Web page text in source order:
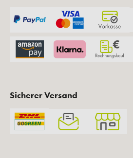
Sicherer Versand